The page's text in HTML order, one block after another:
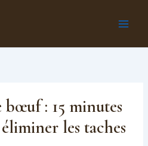
bœuf : 15 minutes
les taches